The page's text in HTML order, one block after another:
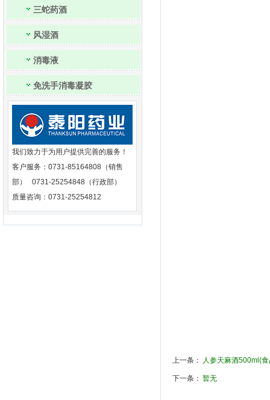
三蛇药酒
风湿酒
消毒液
免洗手消毒凝胶
我们致力于为用户提供完善的服务！
客户服务：0731-85164808（销售
部） 0731-25254848（行政部）
质量咨询：0731-25254812
上一条： 人参天麻酒500ml(
下一条： 暂无